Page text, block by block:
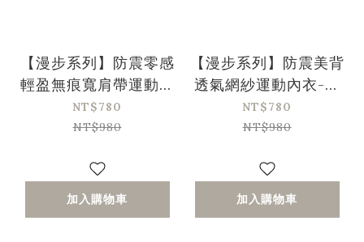
【漫步系列】防震零感
輕盈無痕寬肩帶運動內
衣-星耀黑(30/65-
38/85、A-D)
NT$780
NT$980
加入購物車
【漫步系列】防震美背
透氣網紗運動內衣-醬
茄紫(30/65-38/85、
A-D)
NT$780
NT$980
加入購物車